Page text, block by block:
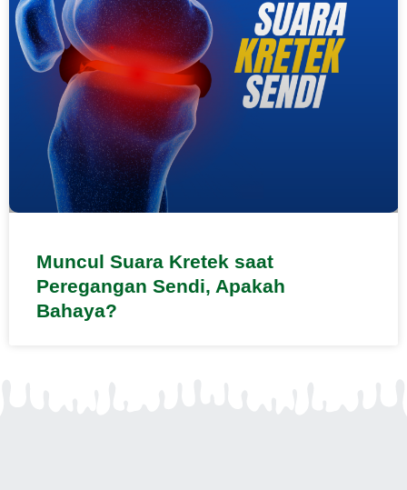
Muncul Suara Kretek saat
Peregangan Sendi, Apakah
Bahaya?